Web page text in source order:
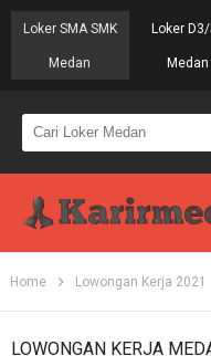
Loker SMA SMK
Medan
Loker D3/
Medan
Home Lowongan Kerja 2021
LOWONGAN KERJA